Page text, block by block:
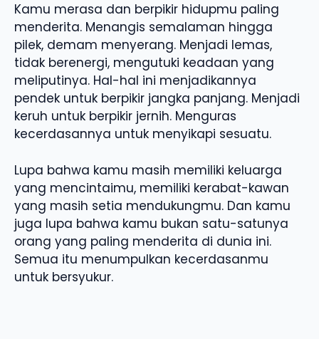
Kamu merasa dan berpikir hidupmu paling
menderita. Menangis semalaman hingga
pilek, demam menyerang. Menjadi lemas,
tidak berenergi, mengutuki keadaan yang
meliputinya. Hal-hal ini menjadikannya
pendek untuk berpikir jangka panjang. Menjadi
keruh untuk berpikir jernih. Menguras
kecerdasannya untuk menyikapi sesuatu.
Lupa bahwa kamu masih memiliki keluarga
yang mencintaimu, memiliki kerabat-kawan
yang masih setia mendukungmu. Dan kamu
juga lupa bahwa kamu bukan satu-satunya
orang yang paling menderita di dunia ini.
Semua itu menumpulkan kecerdasanmu
untuk bersyukur.